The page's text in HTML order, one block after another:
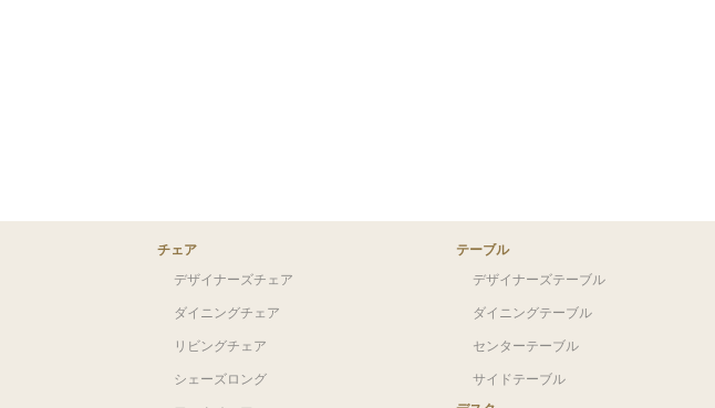
チェア
デザイナーズチェア
ダイニングチェア
リビングチェア
シェーズロング
テーブル
デザイナーズテーブル
ダイニングテーブル
センターテーブル
サイドテーブル